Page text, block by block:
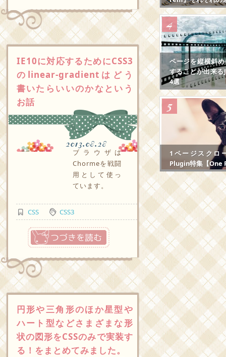
IE10に対応するためにCSS3
のlinear-gradientはどう
書いたらいいのかなという
お話
2013.08.28
ブラウザは
Chormeを戦闘
用として使っ
ています。
CSS CSS3
つづきを読む
円形や三角形のほか星型や
ハート型などさまざまな形
状の図形をCSSのみで実装す
る！をまとめてみました。
ページを縦横斜
することが出来
4選
1ページスクロ
Plugin特集【One